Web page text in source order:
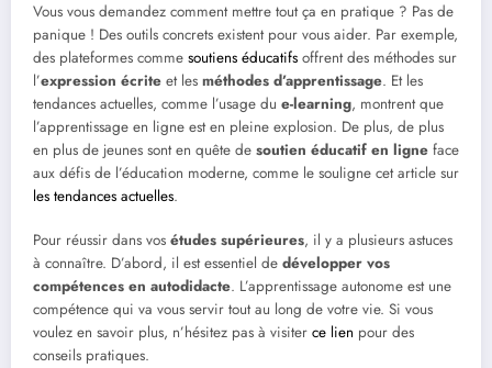
Vous vous demandez comment mettre tout ça en pratique ? Pas de
panique ! Des outils concrets existent pour vous aider. Par exemple,
des plateformes comme soutiens éducatifs offrent des méthodes sur
l’expression écrite et les méthodes d’apprentissage. Et les
tendances actuelles, comme l’usage du e-learning, montrent que
l’apprentissage en ligne est en pleine explosion. De plus, de plus
en plus de jeunes sont en quête de soutien éducatif en ligne face
aux défis de l’éducation moderne, comme le souligne cet article sur
les tendances actuelles.
Pour réussir dans vos études supérieures, il y a plusieurs astuces
à connaître. D’abord, il est essentiel de développer vos
compétences en autodidacte. L’apprentissage autonome est une
compétence qui va vous servir tout au long de votre vie. Si vous
voulez en savoir plus, n’hésitez pas à visiter ce lien pour des
conseils pratiques.